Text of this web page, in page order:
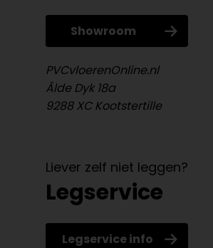
Showroom
PVCvloerenOnline.nl
Âlde Dyk 18a
9288 XC Kootstertille
Liever zelf niet leggen?
Legservice
Legservice info